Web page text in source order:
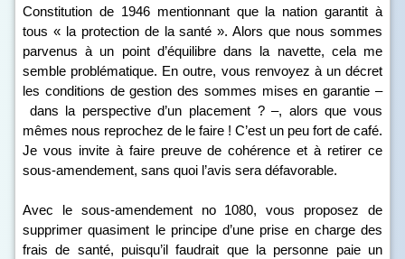
Constitution de 1946 mentionnant que la nation garantit à
tous « la protection de la santé ». Alors que nous sommes
parvenus à un point d’équilibre dans la navette, cela me
semble problématique. En outre, vous renvoyez à un décret
les conditions de gestion des sommes mises en garantie –
dans la perspective d’un placement ? –, alors que vous
mêmes nous reprochez de le faire ! C’est un peu fort de café.
Je vous invite à faire preuve de cohérence et à retirer ce
sous-amendement, sans quoi l’avis sera défavorable.
Avec le sous-amendement no1080, vous proposez de
supprimer quasiment le principe d’une prise en charge des
frais de santé, puisqu’il faudrait que la personne paie un